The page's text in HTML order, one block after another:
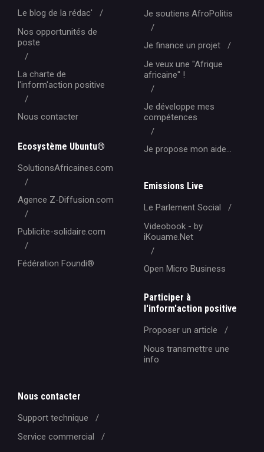
Le blog de la rédac'
Nos opportunités de
poste
La charte de
l'inform'action positive
Nous contacter
Ecosystème Ubuntu®
SolutionsAfricaines.com
Agence Z-Diffusion.com
Publicite-solidaire.com
Fédération Foundi®️
Je soutiens AfroPolitis
Je finance un projet
Je veux une "Afrique
africaine" !
Je développe mes
compétences
Je propose mon aide...
Emissions Live
Le Parlement Social
Videobook - by
iKouame.Net
Open Micro Business
Participer à
l'inform'action positive
Proposer un article
Nous transmettre une
info
Nous contacter
Support technique
Service commercial